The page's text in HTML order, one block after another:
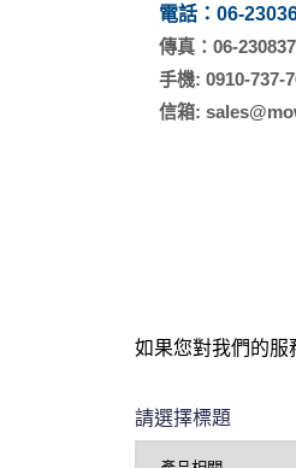
電話：06-
傳真：06-
手機: 0910-737-
信箱:
如果您對我們的服
請選擇標題